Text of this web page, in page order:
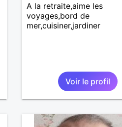
A la retraite,aime les
voyages,bord de
mer,cuisiner,jardiner
Voir le profil